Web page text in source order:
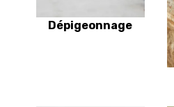
Dépigeonnage